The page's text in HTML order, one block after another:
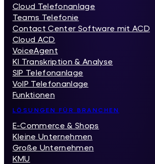
Cloud Telefonanlage
Teams Telefonie
Contact Center Software mit ACD
Cloud ACD
VoiceAgent
KI Transkription & Analyse
SIP Telefonanlage
VoIP Telefonanlage
Funktionen
LÖSUNGEN FÜR BRANCHEN
E-Commerce & Shops
Kleine Unternehmen
Große Unternehmen
KMU